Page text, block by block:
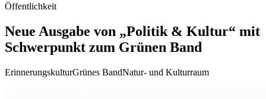
Öffentlichkeit
Neue Ausgabe von „Politik & Kultur“ mit
Schwerpunkt zum Grünen Band
ErinnerungskulturGrünes BandNatur- und Kulturraum